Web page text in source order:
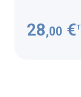
28,00 €